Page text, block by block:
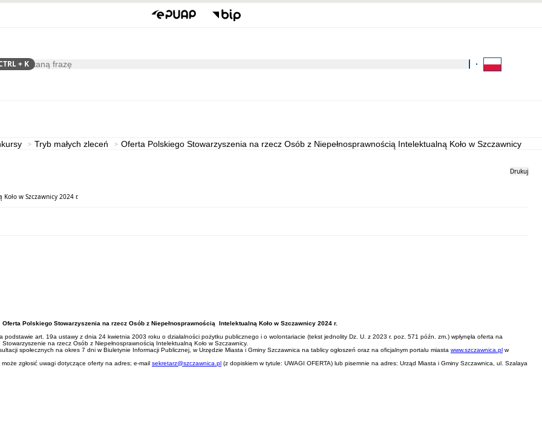
+ K
Kliknij aby wyszukać za
Tryb małych zleceń Oferta Polskiego Stowarzyszenia na rzecz Osób z Niepełnosprawnością Intelektualną Koło w Szczawnicy
Drukuj
w Szczawnicy 2024 r.
Oferta Polskiego Stowarzyszenia na rzecz Osób z Niepełnosprawnością Intelektualną Koło w Szczawnicy 2024 r.
podstawie art. 19a ustawy z dnia 24 kwietnia 2003 roku o działalności pożytku publicznego i o wolontariacie (tekst jednolity Dz. U. z 2023 r. poz. 571 późn. zm.) wpłynęła oferta na
na rzecz Osób z Niepełnosprawnością Intelektualną Koło w Szczawnicy.
społecznych na okres 7 dni w Biuletynie Informacji Publicznej, w Urzędzie Miasta i Gminy Szczawnica na tablicy ogłoszeń oraz na oficjalnym portalu miasta www.szczawnica.pl w
zgłosić uwagi dotyczące oferty na adres; e-mail sekretarz@szczawnica.pl (z dopiskiem w tytule: UWAGI OFERTA) lub pisemnie na adres: Urząd Miasta i Gminy Szczawnica, ul. Szalaya